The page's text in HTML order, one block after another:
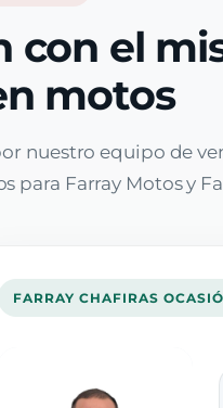
con el
motos
nuestro equipo de
Farray Motos y
FARRAY CHAFIRAS